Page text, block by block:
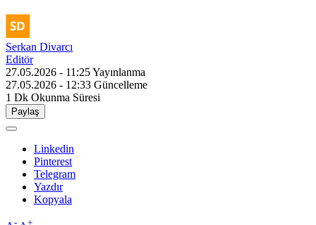
Serkan Divarcı
Editör
27.05.2026 - 11:25Yayınlanma
27.05.2026 - 12:33 Güncelleme
1 Dk Okunma Süresi
Paylaş
Linkedin
Pinterest
Telegram
Yazdır
Kopyala
- +